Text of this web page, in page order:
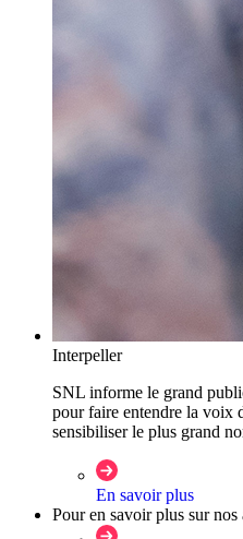
Interpeller
SNL informe le grand
pour faire entendre la voix
sensibiliser le plus grand
En savoir plus
Pour en savoir plus sur nos